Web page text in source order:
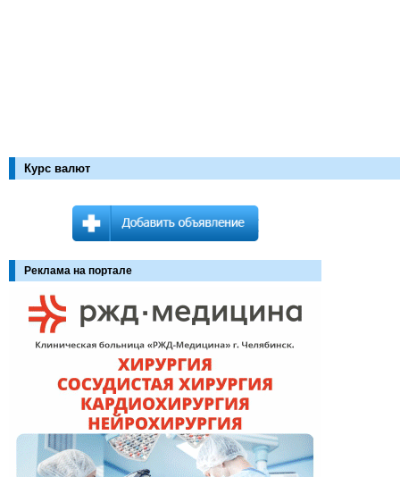
Курс валют
Реклама на портале